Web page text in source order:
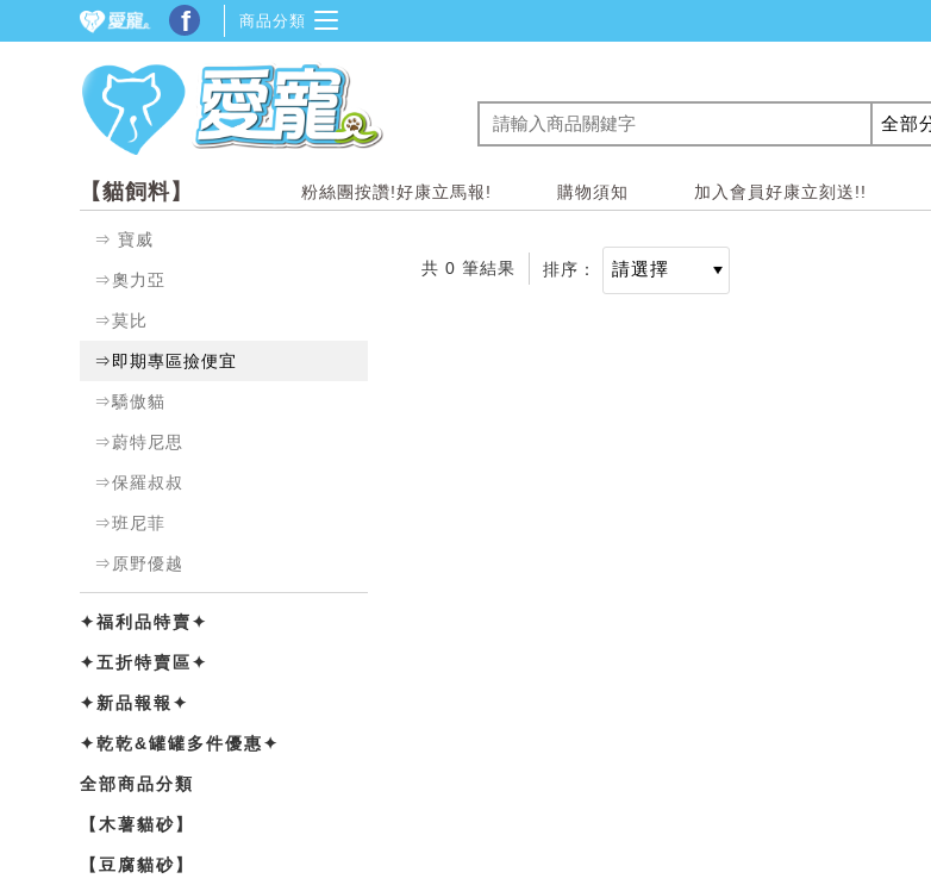
f 商品分類
【貓飼料】 粉絲團按讚!好康立馬報! 購物須知 加入會員好康立刻送!!
⇒ 寶威
⇒奧力亞
⇒莫比
⇒即期專區撿便宜
⇒驕傲貓
⇒蔚特尼思
⇒保羅叔叔
⇒班尼菲
⇒原野優越
✦福利品特賣✦
✦五折特賣區✦
✦新品報報✦
✦乾乾&罐罐多件優惠✦
全部商品分類
【木薯貓砂】
【豆腐貓砂】
共 0 筆結果 排序：